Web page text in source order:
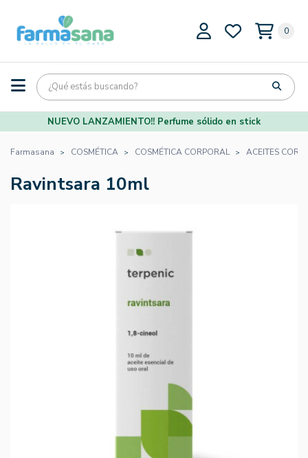
0
NUEVO LANZAMIENTO!! Perfume sólido en stick
Farmasana COSMÉTICA COSMÉTICA CORPORAL ACEITES
Ravintsara 10ml